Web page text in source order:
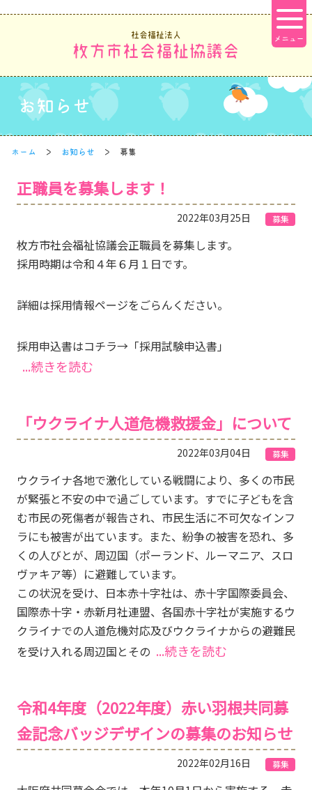
社会福祉法人
枚方市社会福祉協議会
お知らせ
ホーム お知らせ 募集
正職員を募集します！
2022年03月25日 募集
枚方市社会福祉協議会正職員を募集します。
採用時期は令和４年６月１日です。
詳細は採用情報ページをごらんください。
採用申込書はコチラ→「採用試験申込書」
...続きを読む
「ウクライナ人道危機救援金」について
2022年03月04日 募集
ウクライナ各地で激化している戦闘により、多くの市民
が緊張と不安の中で過ごしています。すでに子どもを含
む市民の死傷者が報告され、市民生活に不可欠なインフ
ラにも被害が出ています。また、紛争の被害を恐れ、多
くの人びとが、周辺国（ポーランド、ルーマニア、スロ
ヴァキア等）に避難しています。
この状況を受け、日本赤十字社は、赤十字国際委員会、
国際赤十字・赤新月社連盟、各国赤十字社が実施するウ
クライナでの人道危機対応及びウクライナからの避難民
を受け入れる周辺国とその ...続きを読む
令和4年度（2022年度）赤い羽根共同募
金記念バッジデザインの募集のお知らせ
2022年02月16日 募集